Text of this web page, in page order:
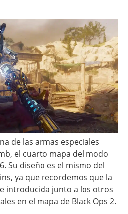
de las armas especiales
el cuarto mapa del modo
Su diseño es el mismo del
ya que recordemos que la
introducida junto a los otros
en el mapa de Black Ops 2.